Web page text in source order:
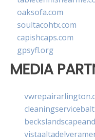
oaksofa.com
soultacohtx.com
capishcaps.com
gpsyfl.org
MEDIA